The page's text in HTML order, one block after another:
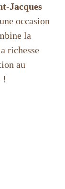
Jacques
occasion
la
richesse
au
!